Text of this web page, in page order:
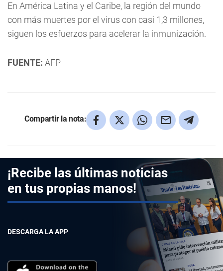
En América Latina y el Caribe, la región del mundo
con más muertes por el virus con casi 1,3 millones,
siguen los esfuerzos para acelerar la inmunización.
FUENTE: AFP
Compartir la nota:
¡Recibe las últimas noticias
en tus propias manos!
DESCARGA LA APP